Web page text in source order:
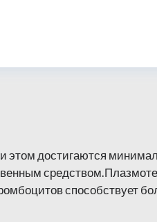
достигаются
способствует